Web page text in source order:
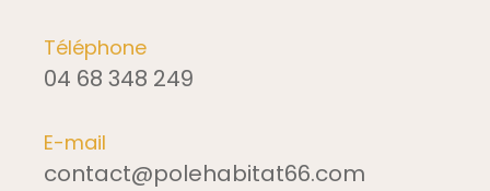
Téléphone
04 68 348 249
E-mail
contact@polehabitat66.com